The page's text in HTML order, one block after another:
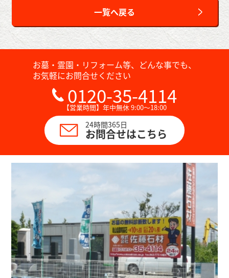
https://satosekizai.co.jp/option/#option02
一覧へ戻る
お墓・霊園・リフォーム等、どんな事でも、
お気軽にお問合せください
0120-35-4114
【営業時間】年中無休 9:00～18:00
24時間365日
お問合せはこちら